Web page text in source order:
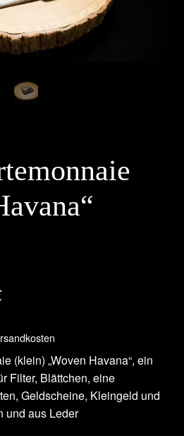
(klein) „Woven Havana“, ein
Filter, Blättchen, eine
Geldscheine, Kleingeld und
und aus Leder